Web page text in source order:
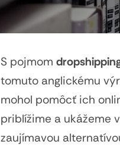
S pojmom
tomuto anglickému
mohol pomôcť ich
priblížime a ukážeme
zaujímavou